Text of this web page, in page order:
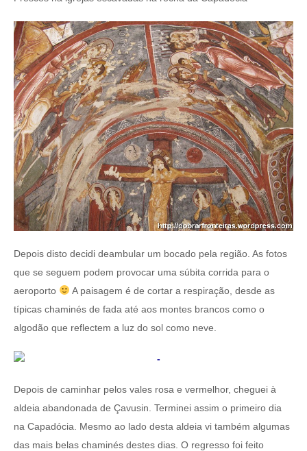
Depois disto decidi deambular um bocado pela região. As fotos
que se seguem podem provocar uma súbita corrida para o
aeroporto
A paisagem é de cortar a respiração, desde as
típicas chaminés de fada até aos montes brancos como o
algodão que reflectem a luz do sol como neve.
Depois de caminhar pelos vales rosa e vermelhor, cheguei à
aldeia abandonada de Çavusin. Terminei assim o primeiro dia
na Capadócia. Mesmo ao lado desta aldeia vi também algumas
das mais belas chaminés destes dias. O regresso foi feito